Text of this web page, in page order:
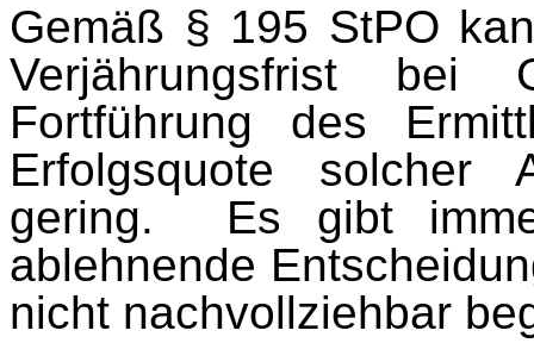
Gemäß § 195 StPO
Verjährungsfrist bei
Fortführung des
Erfolgsquote solcher
gering. Es gibt
ablehnende
nicht nachvollziehbar